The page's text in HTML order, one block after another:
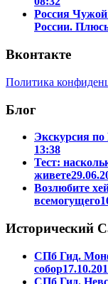
Россия
России.
Вконтакте
Политика
Блог
Экскурсия
13:38
Тест:
живете
Возлюбите
всемогущего
Исторический
СПб Гид.
собор
СПб Гид.